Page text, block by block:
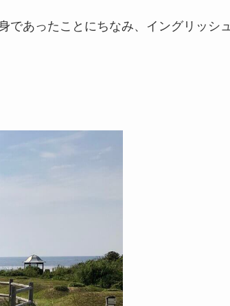
であったことにちなみ、イングリッシュ